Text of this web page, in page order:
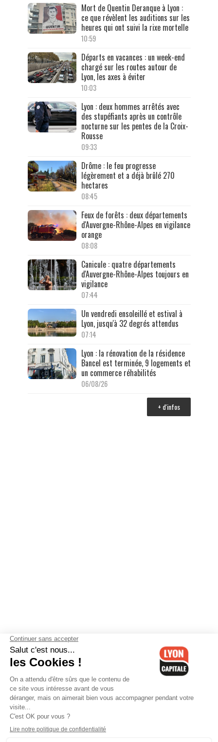
Mort de Quentin Deranque à Lyon :
ce que révèlent les auditions sur les
heures qui ont suivi la rixe mortelle
10:59
Départs en vacances : un week-end
chargé sur les routes autour de
Lyon, les axes à éviter
10:03
Lyon : deux hommes arrêtés avec
des stupéfiants après un contrôle
nocturne sur les pentes de la Croix-
Rousse
09:33
Drôme : le feu progresse
légèrement et a déjà brûlé 270
hectares
08:45
Feux de forêts : deux départements
d'Auvergne-Rhône-Alpes en vigilance
orange
08:08
Canicule : quatre départements
d'Auvergne-Rhône-Alpes toujours en
vigilance
07:44
Un vendredi ensoleillé et estival à
Lyon, jusqu'à 32 degrés attendus
07:14
Lyon : la rénovation de la résidence
Bancel est terminée, 9 logements et
un commerce réhabilités
06/08/26
+ d'infos